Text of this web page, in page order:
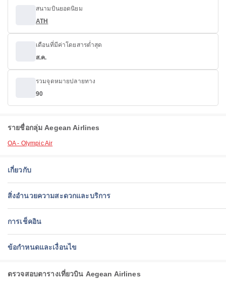
สนามบินยอดนิยม
ATH
เดือนที่มีค่าโดยสารต่ำสุด
ส.ค.
รวมจุดหมายปลายทาง
90
รายชื่อกลุ่ม Aegean Airlines
OA - Olympic Air
เกี่ยวกับ
สิ่งอำนวยความสะดวกและบริการ
การเช็คอิน
ข้อกำหนดและเงื่อนไข
ตรวจสอบตารางเที่ยวบิน Aegean Airlines